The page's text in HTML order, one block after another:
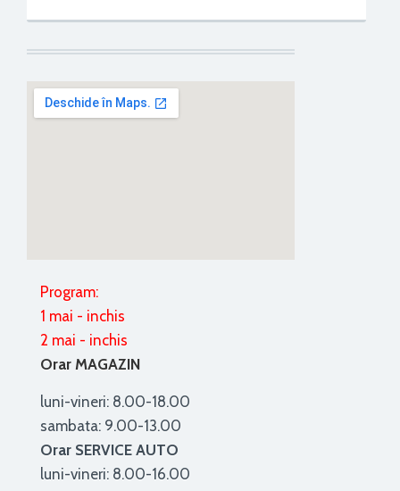
Program:
1 mai - inchis
2 mai - inchis
Orar MAGAZIN
luni-vineri: 8.00-18.00
sambata: 9.00-13.00
Orar SERVICE AUTO
luni-vineri: 8.00-16.00